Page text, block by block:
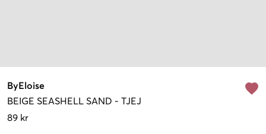
ByEloise
BEIGE SEASHELL SAND - TJEJ
89 kr